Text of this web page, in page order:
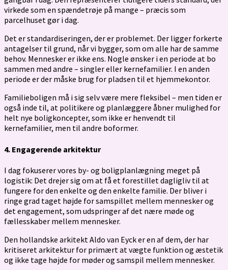
virkede som en spændetrøje på mange – præcis som
parcelhuset gør i dag.
Det er standardiseringen, der er problemet. Der ligger forkerte
antagelser til grund, når vi bygger, som om alle har de samme
behov. Mennesker er ikke ens. Nogle ønsker i en periode at bo
sammen med andre – singler eller kernefamilier. I en anden
periode er der måske brug for pladsen til et hjemmekontor.
Familieboligen må i sig selv være mere fleksibel – men tiden er
også inde til, at politikere og planlæggere åbner mulighed for
helt nye boligkoncepter, som ikke er henvendt til
kernefamilier, men til andre boformer.
4. Engagerende arkitektur
I dag fokuserer vores by- og boligplanlægning meget på
logistik: Det drejer sig om at få et forestillet dagligliv til at
fungere for den enkelte og den enkelte familie. Der bliver i
ringe grad taget højde for samspillet mellem mennesker og
det engagement, som udspringer af det nære møde og
fællesskaber mellem mennesker.
Den hollandske arkitekt Aldo van Eyck er en af dem, der har
kritiseret arkitektur for primært at vægte funktion og æstetik
og ikke tage højde for møder og samspil mellem mennesker.